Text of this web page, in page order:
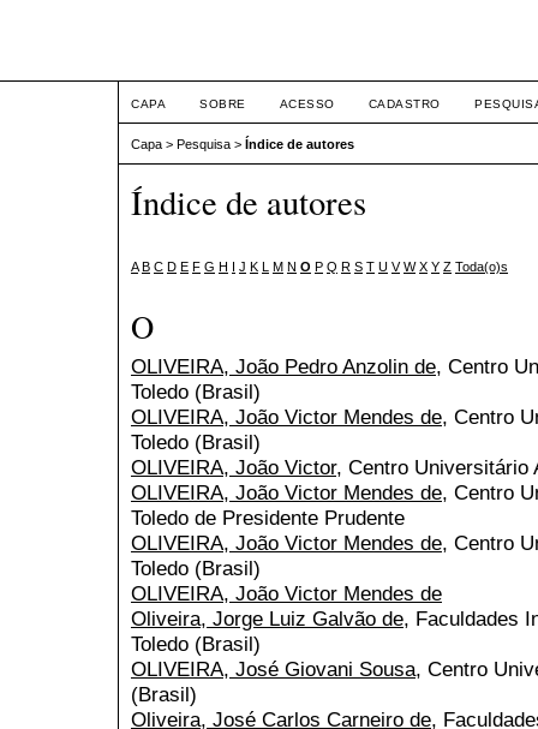
CAPA SOBRE ACESSO CADASTRO
Capa > Pesquisa > Índice de autores
Índice de autores
A B C D E F G H I J K L M N O P Q R S T U V W X Y Z Toda(o)s
O
OLIVEIRA, João Pedro Anzolin de, Centro
Toledo (Brasil)
OLIVEIRA, João Victor Mendes de, Centro
Toledo (Brasil)
OLIVEIRA, João Victor, Centro Universitário
OLIVEIRA, João Victor Mendes de, Centro
Toledo de Presidente Prudente
OLIVEIRA, João Victor Mendes de, Centro
Toledo (Brasil)
OLIVEIRA, João Victor Mendes de
Oliveira, Jorge Luiz Galvão de, Faculdades
Toledo (Brasil)
OLIVEIRA, José Giovani Sousa, Centro
(Brasil)
Oliveira, José Carlos Carneiro de,